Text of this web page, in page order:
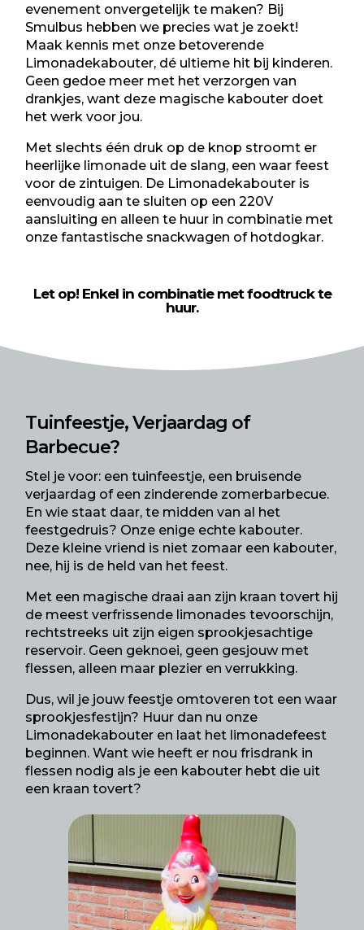
evenement onvergetelijk te maken? Bij
Smulbus hebben we precies wat je zoekt!
Maak kennis met onze betoverende
Limonadekabouter, dé ultieme hit bij kinderen.
Geen gedoe meer met het verzorgen van
drankjes, want deze magische kabouter doet
het werk voor jou.
Met slechts één druk op de knop stroomt er
heerlijke limonade uit de slang, een waar feest
voor de zintuigen. De Limonadekabouter is
eenvoudig aan te sluiten op een 220V
aansluiting en alleen te huur in combinatie met
onze fantastische snackwagen of hotdogkar.
Let op! Enkel in combinatie met foodtruck te
huur.
Tuinfeestje, Verjaardag of
Barbecue?
Stel je voor: een tuinfeestje, een bruisende
verjaardag of een zinderende zomerbarbecue.
En wie staat daar, te midden van al het
feestgedruis? Onze enige echte kabouter.
Deze kleine vriend is niet zomaar een kabouter,
nee, hij is de held van het feest.
Met een magische draai aan zijn kraan tovert hij
de meest verfrissende limonades tevoorschijn,
rechtstreeks uit zijn eigen sprookjesachtige
reservoir. Geen geknoei, geen gesjouw met
flessen, alleen maar plezier en verrukking.
Dus, wil je jouw feestje omtoveren tot een waar
sprookjesfestijn? Huur dan nu onze
Limonadekabouter en laat het limonadefeest
beginnen. Want wie heeft er nou frisdrank in
flessen nodig als je een kabouter hebt die uit
een kraan tovert?